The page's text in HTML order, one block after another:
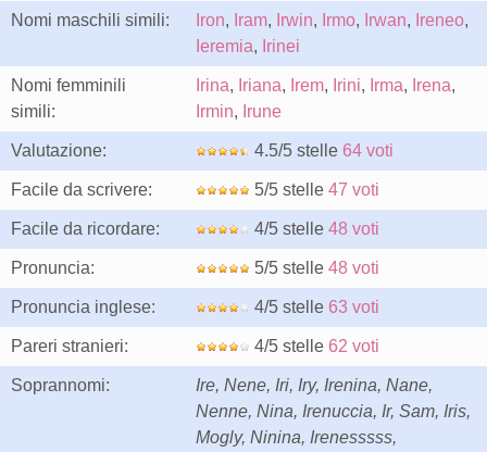
Nomi maschili simili: Iron, Iram, Irwin, Irmo, Irwan, Ireneo,
Ieremia, Irinei
Nomi femminili
simili:
Irina, Iriana, Irem, Irini, Irma, Irena,
Irmin, Irune
Valutazione: 4.5/5 stelle 64 voti
Facile da scrivere: 5/5 stelle 47 voti
Facile da ricordare: 4/5 stelle 48 voti
Pronuncia: 5/5 stelle 48 voti
Pronuncia inglese: 4/5 stelle 63 voti
Pareri stranieri: 4/5 stelle 62 voti
Soprannomi:
Ire, Nene, Iri, Iry, Irenina, Nane,
Nenne, Nina, Irenuccia, Ir, Sam, Iris,
Mogly, Ninina, Irenesssss,